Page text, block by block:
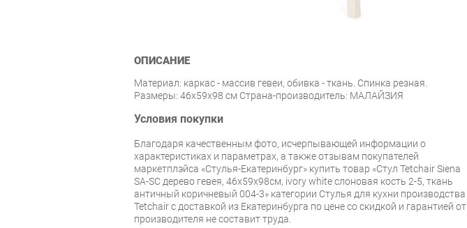
ОПИСАНИЕ
Материал: каркас - массив гевеи, обивка - ткань. Спинка резная.
Размеры: 46х59х98 см Страна-производитель: МАЛАЙЗИЯ
Условия покупки
Благодаря качественным фото, исчерпывающей информации о
характеристиках и параметрах, а также отзывам покупателей
маркетплэйса «Стулья-Екатеринбург» купить товар «Стул Tetchair Siena
SA-SC дерево гевея, 46х59х98см, ivory white слоновая кость 2-5, ткань
античный коричневый 004-3» категории Стулья для кухни производства
Tetchair с доставкой из Екатеринбурга по цене со скидкой и гарантией от
производителя не составит труда.